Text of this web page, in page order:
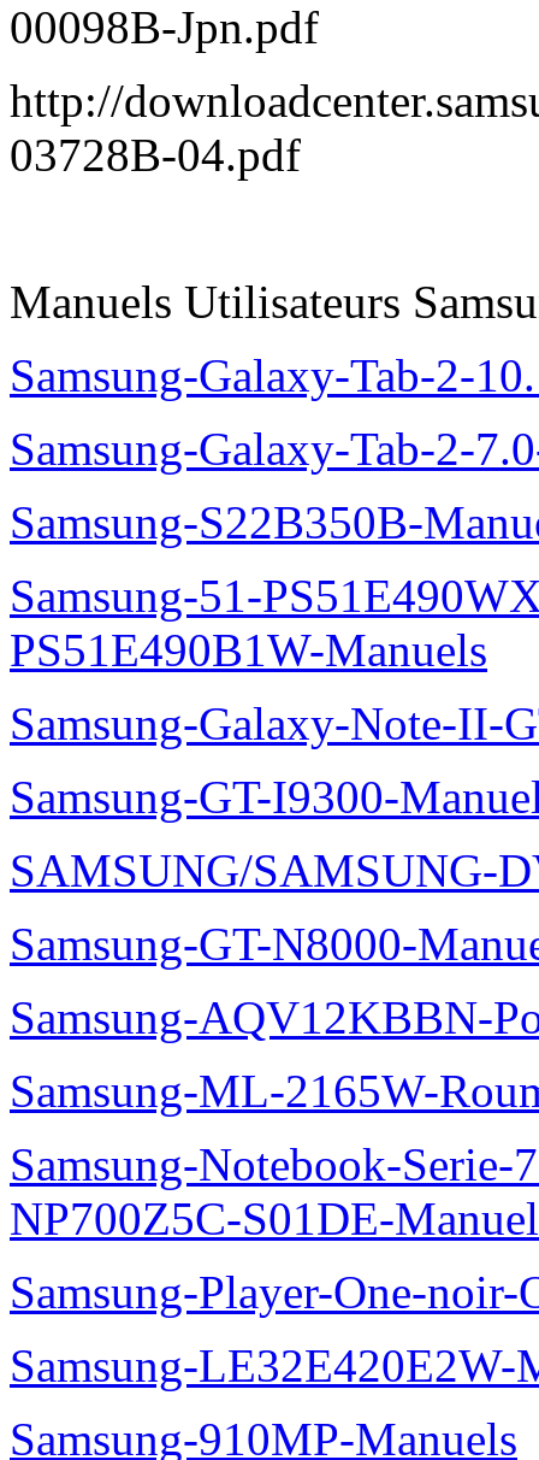
00098B-Jpn.pdf
http://
03728B-04.pdf
Manuels Utilisateurs
Samsung-Galaxy-Tab-2-
Samsung-Galaxy-Tab-2-
Samsung-S22B350B-
Samsung-51-
PS51E490B1W-Manuels
Samsung-Galaxy-Note-II-
Samsung-GT-I9300-
SAMSUNG/SAMSUNG-
Samsung-GT-N8000-
Samsung-AQV12KBBN-
Samsung-ML-2165W-
Samsung-Notebook-
NP700Z5C-S01DE-
Samsung-Player-One-
Samsung-LE32E420E2W-
Samsung-910MP-Manuels